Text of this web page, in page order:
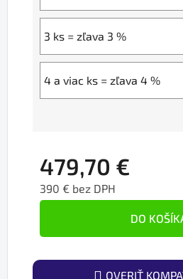
3 ks = zľava 3 %
4 a viac ks = zľava 4 %
479,70 €
390 € bez DPH
DO
OVERIŤ